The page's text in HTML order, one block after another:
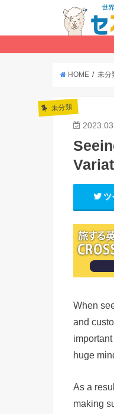
HOME 未分
未分類
ツ
When
and
huge
As a
making